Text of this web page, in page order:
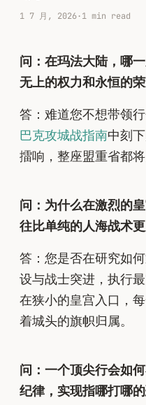
1 7 月, 2026·1 min read
问：在玛法大陆，哪
无上的权力和永恒的荣
答：难道您不想带领
巴克攻城战指南中刻
擂响，整座盟重省都
问：为什么在激烈的
往比单纯的人海战术
答：您是否在研究如
设与战士突进，执行
在狭小的皇宫入口，
着城头的旗帜归属。
问：一个顶尖行会如
纪律，实现指哪打哪